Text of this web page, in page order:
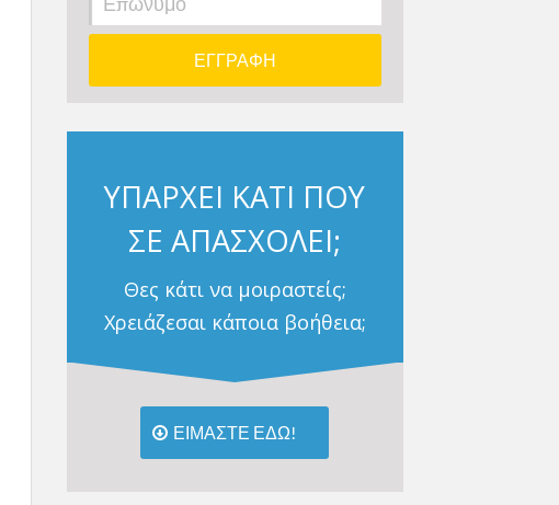
ΥΠΑΡΧΕΙ ΚΑΤΙ ΠΟΥ
ΣΕ ΑΠΑΣΧΟΛΕΙ;
Θες κάτι να μοιραστείς;
Χρειάζεσαι κάποια βοήθεια;
ΕΙΜΑΣΤΕ ΕΔΩ!